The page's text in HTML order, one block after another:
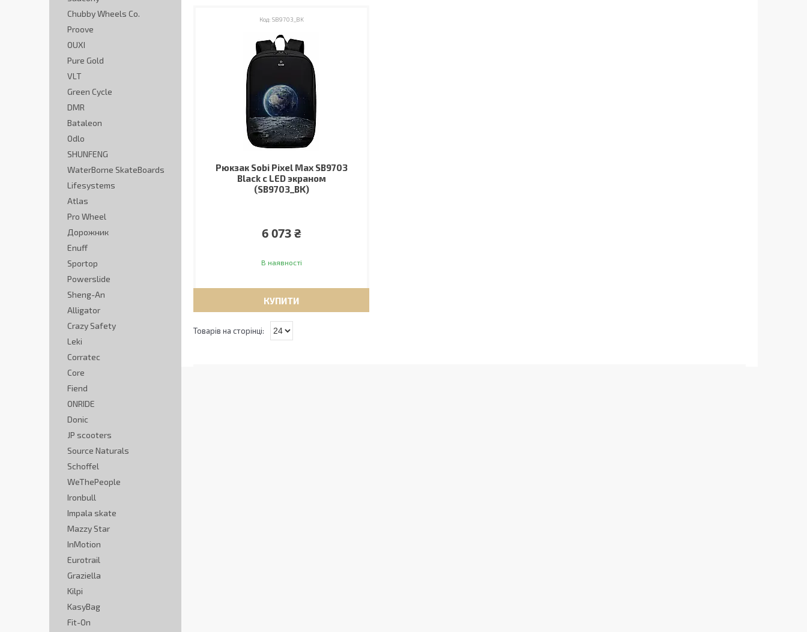
SB9703_BK
Рюкзак Sobi Pixel Max SB9703
Black с LED экраном
(SB9703_BK)
6 073 ₴
В наявності
КУПИТИ
Chubby Wheels Co.
Proove
OUXI
Pure Gold
VLT
Green Cycle
DMR
Bataleon
Odlo
SHUNFENG
WaterBorne SkateBoards
Lifesystems
Atlas
Pro Wheel
Дорожник
Enuff
Sportop
Powerslide
Sheng-An
Alligator
Crazy Safety
Leki
Corratec
Core
Fiend
ONRIDE
Donic
JP scooters
Source Naturals
Schoffel
WeThePeople
Ironbull
Impala skate
Mazzy Star
InMotion
Eurotrail
Graziella
Kilpi
KasyBag
Fit-On